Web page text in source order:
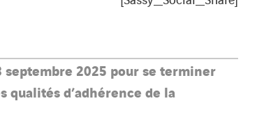
septembre 2025 pour se terminer
d’adhérence de la